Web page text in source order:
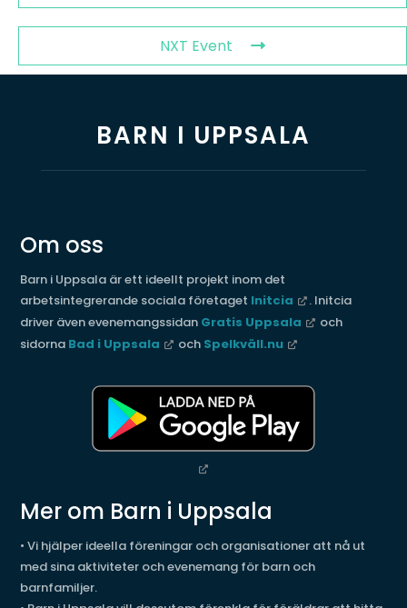
NXT Event
BARN I UPPSALA
Om oss
Barn i Uppsala är ett ideellt projekt inom det
arbetsintegrerande sociala företaget Initcia
. Initcia
driver även evenemangssidan Gratis Uppsala
och
sidorna Bad i Uppsala och Spelkväll.nu
Mer om Barn i Uppsala
• Vi hjälper ideella föreningar och organisationer att nå ut
med sina aktiviteter och evenemang för barn och
barnfamiljer.